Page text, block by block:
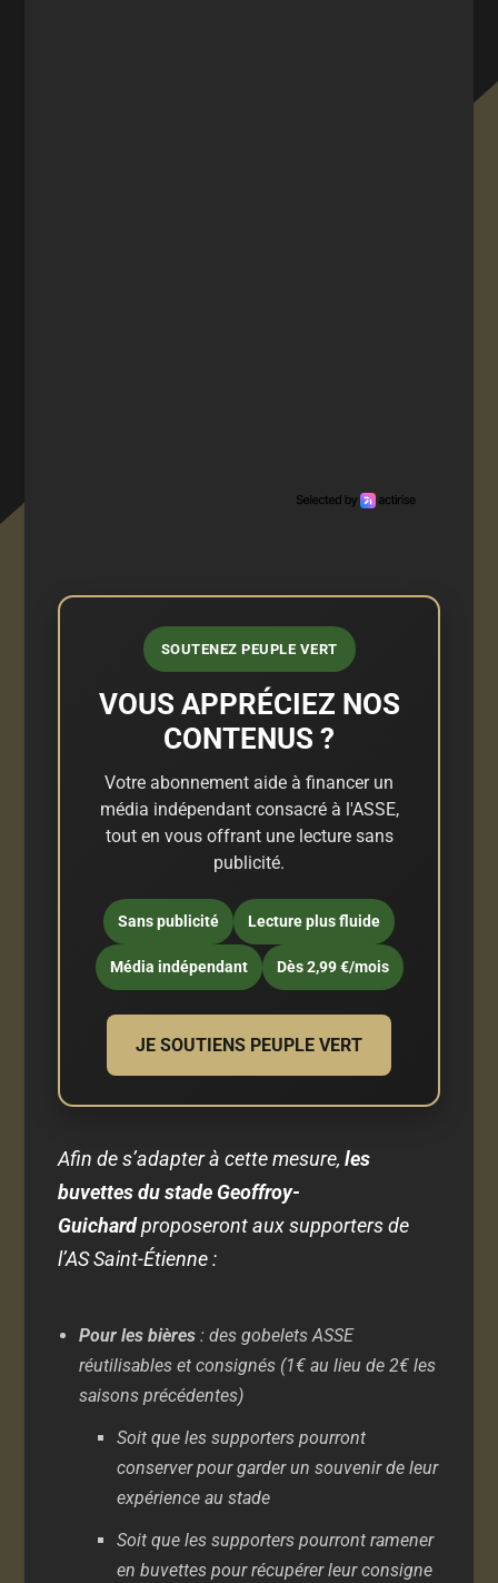
SOUTENEZ PEUPLE VERT
VOUS APPRÉCIEZ NOS
CONTENUS ?
Votre abonnement aide à financer un
média indépendant consacré à l'ASSE,
tout en vous offrant une lecture sans
publicité.
Sans publicité Lecture plus fluide
Média indépendant Dès 2,99 €/mois
JE SOUTIENS PEUPLE VERT
Afin de s’adapter à cette mesure,les
buvettes du stade Geoffroy-
Guichardproposeront aux supporters de
l’AS Saint-Étienne :
Pour les bières: des gobelets ASSE
réutilisables et consignés (1€ au lieu de 2€ les
saisons précédentes)
Soit que les supporters pourront
conserver pour garder un souvenir de leur
expérience au stade
Soit que les supporters pourront ramener
en buvettes pour récupérer leur consigne